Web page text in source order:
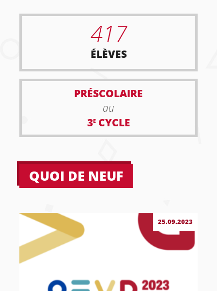
417
ÉLÈVES
PRÉSCOLAIRE
au
3ECYCLE
QUOI DE NEUF
25.09.2023